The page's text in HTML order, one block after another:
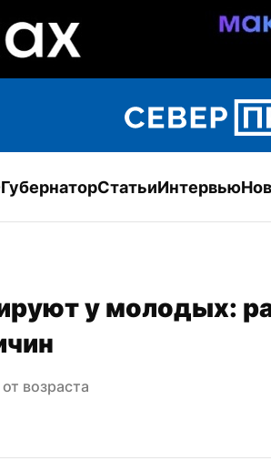
ГубернаторСтатьиИнтервью
у молодых:
возраста